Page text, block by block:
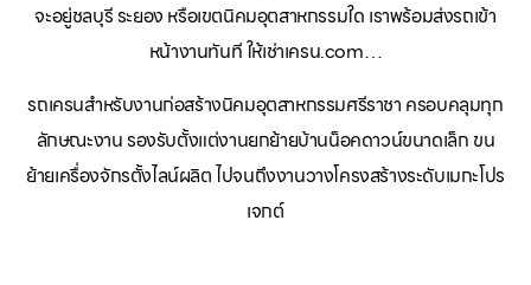
จะอยู่ชลบุรี ระยอง หรือเขตนิคมอุตสาหกรรมใด เราพร้อมส่งรถเข้า
หน้างานทันที ให้เช่าเครน.com…
รถเครนสำหรับงานก่อสร้างนิคมอุตสาหกรรมศรีราชา ครอบคลุมทุก
ลักษณะงาน รองรับตั้งแต่งานยกย้ายบ้านน็อคดาวน์ขนาดเล็ก ขน
ย้ายเครื่องจักรตั้งไลน์ผลิต ไปจนถึงงานวางโครงสร้างระดับเมกะโปร
เจกต์